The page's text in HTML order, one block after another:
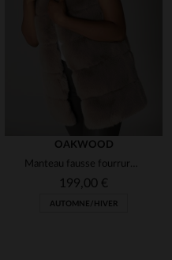
OAKWOOD
Manteau fausse fourrure sans manche
199,00 €
AUTOMNE/HIVER